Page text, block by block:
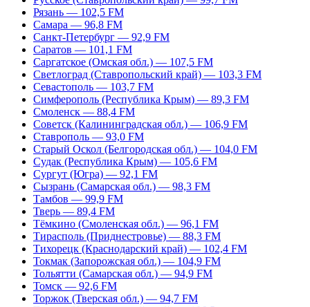
Рязань — 102,5 FM
Самара — 96,8 FM
Санкт-Петербург — 92,9 FM
Саратов — 101,1 FM
Саргатское (Омская обл.) — 107,5 FM
Светлоград (Ставропольский край) — 103,3 FM
Севастополь — 103,7 FM
Симферополь (Республика Крым) — 89,3 FM
Смоленск — 88,4 FM
Советск (Калининградская обл.) — 106,9 FM
Ставрополь — 93,0 FM
Старый Оскол (Белгородская обл.) — 104,0 FM
Судак (Республика Крым) — 105,6 FM
Сургут (Югра) — 92,1 FM
Сызрань (Самарская обл.) — 98,3 FM
Тамбов — 99,9 FM
Тверь — 89,4 FM
Тёмкино (Смоленская обл.) — 96,1 FM
Тирасполь (Приднестровье) — 88,3 FM
Тихорецк (Краснодарский край) — 102,4 FM
Токмак (Запорожская обл.) — 104,9 FM
Тольятти (Самарская обл.) — 94,9 FM
Томск — 92,6 FM
Торжок (Тверская обл.) — 94,7 FM